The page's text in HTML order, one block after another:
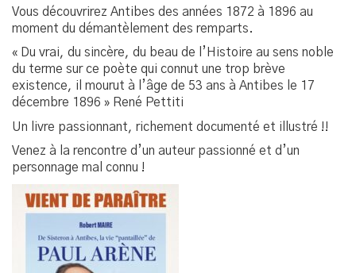
Vous découvrirez Antibes des années 1872 à 1896 au
moment du démantèlement des remparts.
« Du vrai, du sincère, du beau de l’Histoire au sens noble
du terme sur ce poète qui connut une trop brève
existence, il mourut à l’âge de 53 ans à Antibes le 17
décembre 1896 » René Pettiti
Un livre passionnant, richement documenté et illustré !!
Venez à la rencontre d’un auteur passionné et d’un
personnage mal connu !